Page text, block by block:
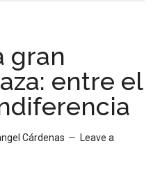
gran
entre el
Cárdenas
Leave a